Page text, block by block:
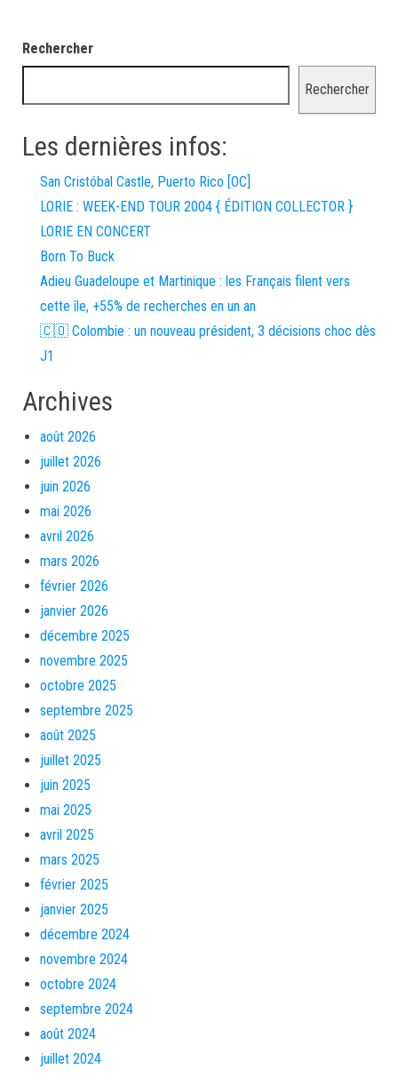
Rechercher
Rechercher
Les dernières infos:
San Cristóbal Castle, Puerto Rico [OC]
LORIE : WEEK-END TOUR 2004 { ÉDITION COLLECTOR }
LORIE EN CONCERT
Born To Buck
Adieu Guadeloupe et Martinique : les Français filent vers
cette île, +55% de recherches en un an
🇨🇴 Colombie : un nouveau président, 3 décisions choc dès
J1
Archives
août 2026
juillet 2026
juin 2026
mai 2026
avril 2026
mars 2026
février 2026
janvier 2026
décembre 2025
novembre 2025
octobre 2025
septembre 2025
août 2025
juillet 2025
juin 2025
mai 2025
avril 2025
mars 2025
février 2025
janvier 2025
décembre 2024
novembre 2024
octobre 2024
septembre 2024
août 2024
juillet 2024